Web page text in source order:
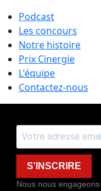
Podcast
Les concours
Notre histoire
Prix Cinergie
L'équipe
Contactez-nous
S'INSCRIRE
Nous nous